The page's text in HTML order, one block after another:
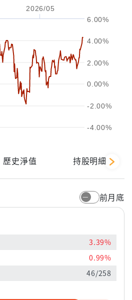
2026/05
-4.00%
-2.00%
0.00%
2.00%
4.00%
6.00%
年化自由Pay率
2年 3年
試算
歷史淨值 持股明細
前月底
3.39%
0.99%
46/258